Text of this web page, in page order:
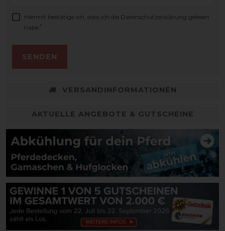
Hiermit bestätige ich, dass ich die Daten­schutz­erklärung gelesen
habe. *
SENDEN
VERSANDINFORMATIONEN
AKTUELLE ANGEBOTE & GUTSCHEINE